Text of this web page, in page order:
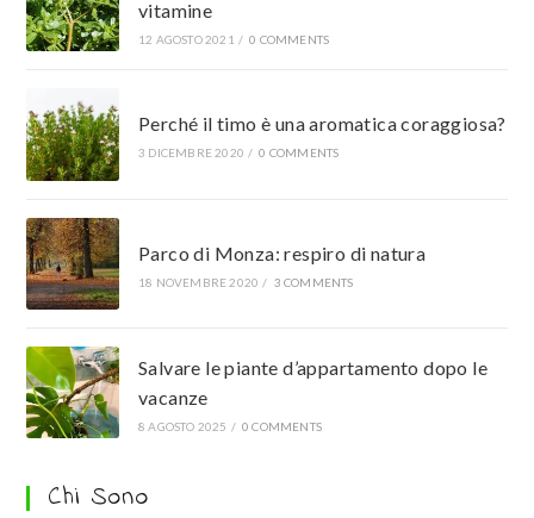
vitamine
12 AGOSTO 2021 / 0 COMMENTS
Perché il timo è una aromatica coraggiosa?
3 DICEMBRE 2020 / 0 COMMENTS
Parco di Monza: respiro di natura
18 NOVEMBRE 2020 / 3 COMMENTS
Salvare le piante d’appartamento dopo le
vacanze
8 AGOSTO 2025 / 0 COMMENTS
Chi Sono